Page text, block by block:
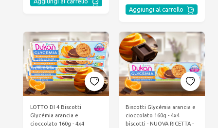
Aggiungi al carrello
LOTTO DI 4 Biscotti
Glycémia arancia e
cioccolato 160g - 4x4
Biscotti Glycémia arancia e
cioccolato 160g - 4x4
biscotti - NUOVA RICETTA -